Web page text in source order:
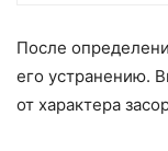
После
его устранению.
от характера